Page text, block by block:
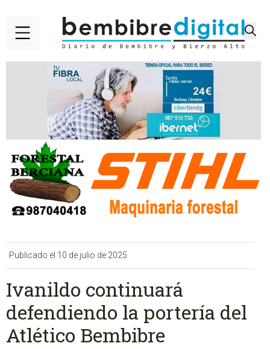
Publicado el 10 de julio de 2025
Ivanildo continuará
defendiendo la portería del
Atlético Bembibre